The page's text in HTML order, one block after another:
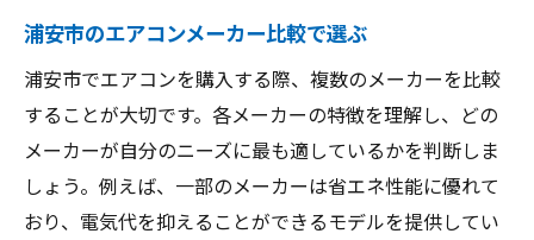
エアコンメーカー各社の強みを比較
浦安市での人気エアコンの選び方
エアコン購入で重要視すべきサービス
地元で選ばれるエアコンの特徴
エアコン選びのコツを浦安市からお届け
浦安市のエアコンメーカー比較で選ぶ
浦安市でエアコンを購入する際、複数のメーカーを比較
することが大切です。各メーカーの特徴を理解し、どの
メーカーが自分のニーズに最も適しているかを判断しま
しょう。例えば、一部のメーカーは省エネ性能に優れて
おり、電気代を抑えることができるモデルを提供してい